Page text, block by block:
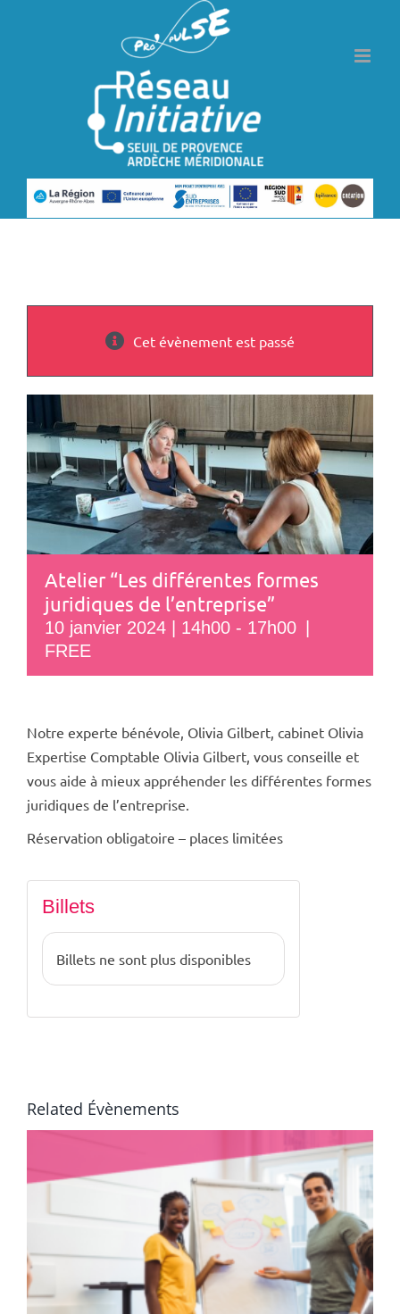
Cet évènement est passé
Atelier “Les différentes formes
juridiques de l’entreprise”
10 janvier 2024 | 14h00 - 17h00
FREE
Notre experte bénévole, Olivia Gilbert, cabinet Olivia
Expertise Comptable Olivia Gilbert, vous conseille et
vous aide à mieux appréhender les différentes formes
juridiques de l’entreprise.
Réservation obligatoire – places limitées
Billets
Billets ne sont plus disponibles
Related Évènements